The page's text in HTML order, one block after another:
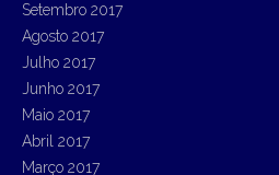
Setembro 2017
Agosto 2017
Julho 2017
Junho 2017
Maio 2017
Abril 2017
Março 2017